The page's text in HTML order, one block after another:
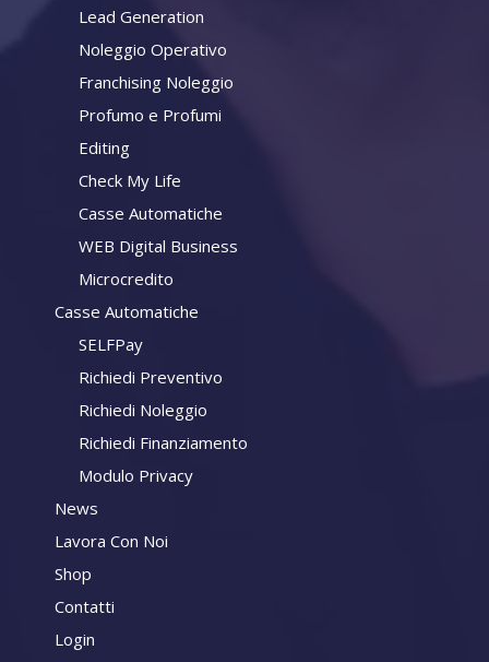
Lead Generation
Noleggio Operativo
Franchising Noleggio
Profumo e Profumi
Editing
Check My Life
Casse Automatiche
WEB Digital Business
Microcredito
Casse Automatiche
SELFPay
Richiedi Preventivo
Richiedi Noleggio
Richiedi Finanziamento
Modulo Privacy
News
Lavora Con Noi
Shop
Contatti
Login